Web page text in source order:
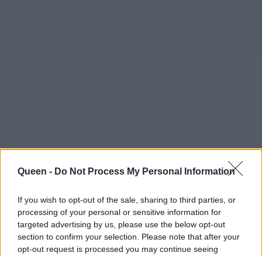
Queen - Do Not Process My Personal Information
If you wish to opt-out of the sale, sharing to third parties, or
processing of your personal or sensitive information for
targeted advertising by us, please use the below opt-out
section to confirm your selection. Please note that after your
opt-out request is processed you may continue seeing
Δες την παρακάτω gallery και θα καταλάβεις: